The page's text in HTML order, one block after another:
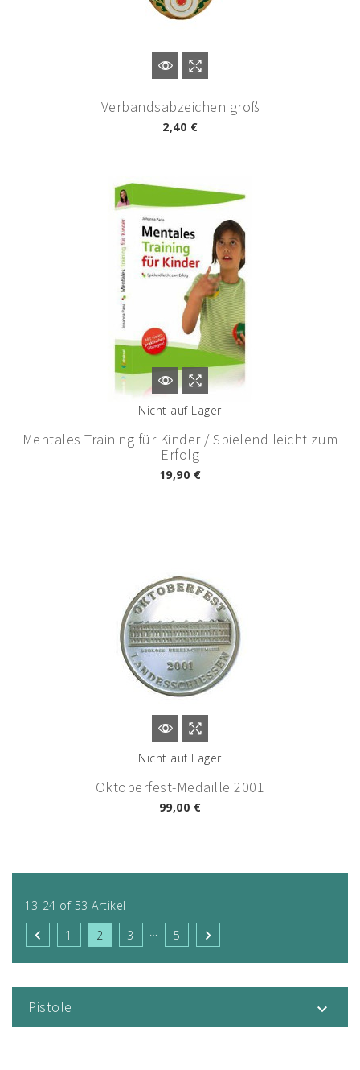
Verbandsabzeichen groß
2,40 €
Nicht auf Lager
Mentales Training für Kinder / Spielend leicht zum
Erfolg
19,90 €
Nicht auf Lager
Oktoberfest-Medaille 2001
99,00 €
13-24 of 53 Artikel
 1 2 3 … 5 
Pistole 